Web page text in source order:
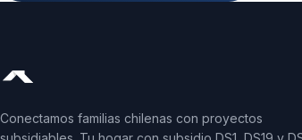
Conectamos familias chilenas con proyectos